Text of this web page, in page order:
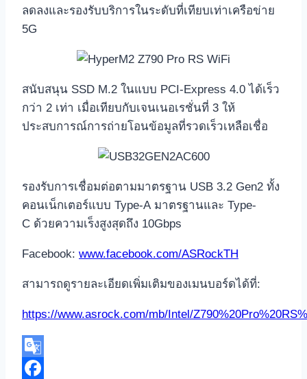
ลดลงและรองรับบริการในระดับที่เทียบเท่าเครือข่าย
5G
สนับสนุน SSD M.2 ในแบบ PCI-Express 4.0 ได้เร็ว
กว่า 2 เท่า เมื่อเทียบกับเจนเนอเรชั่นที่ 3 ให้
ประสบการณ์การถ่ายโอนข้อมูลที่รวดเร็วเหลือเชื่อ
รองรับการเชื่อมต่อตามมาตรฐาน USB 3.2 Gen2 ทั้ง
คอนเน็กเตอร์แบบ Type-A มาตรฐานและ Type-
C ด้วยความเร็งสูงสุดถึง 10Gbps
Facebook: www.facebook.com/ASRockTH
สามารถดูรายละเอียดเพิ่มเติมของเมนบอร์ดได้ที่:
https://www.asrock.com/mb/Intel/
Google